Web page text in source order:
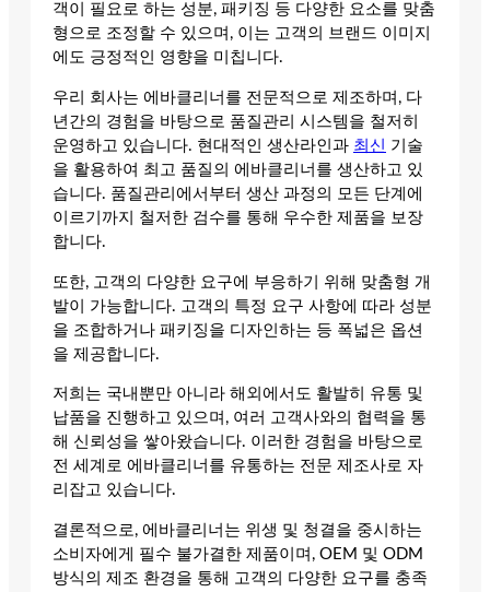
객이 필요로 하는 성분, 패키징 등 다양한 요소를 맞춤
형으로 조정할 수 있으며, 이는 고객의 브랜드 이미지
에도 긍정적인 영향을 미칩니다.
우리 회사는 에바클리너를 전문적으로 제조하며, 다
년간의 경험을 바탕으로 품질관리 시스템을 철저히
운영하고 있습니다. 현대적인 생산라인과 최신 기술
을 활용하여 최고 품질의 에바클리너를 생산하고 있
습니다. 품질관리에서부터 생산 과정의 모든 단계에
이르기까지 철저한 검수를 통해 우수한 제품을 보장
합니다.
또한, 고객의 다양한 요구에 부응하기 위해 맞춤형 개
발이 가능합니다. 고객의 특정 요구 사항에 따라 성분
을 조합하거나 패키징을 디자인하는 등 폭넓은 옵션
을 제공합니다.
저희는 국내뿐만 아니라 해외에서도 활발히 유통 및
납품을 진행하고 있으며, 여러 고객사와의 협력을 통
해 신뢰성을 쌓아왔습니다. 이러한 경험을 바탕으로
전 세계로 에바클리너를 유통하는 전문 제조사로 자
리잡고 있습니다.
결론적으로, 에바클리너는 위생 및 청결을 중시하는
소비자에게 필수 불가결한 제품이며, OEM 및 ODM
방식의 제조 환경을 통해 고객의 다양한 요구를 충족